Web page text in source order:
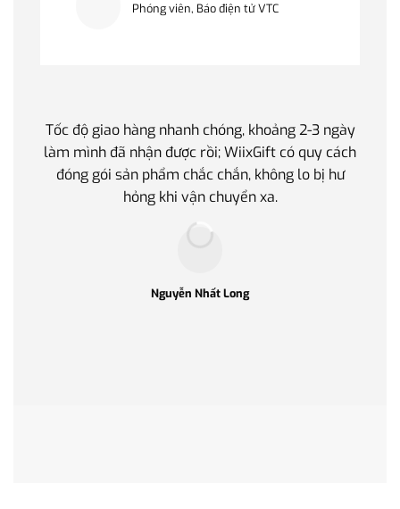
Phóng viên, Báo điện tử VTC
Tốc độ giao hàng nhanh chóng, khoảng 2-3 ngày
làm mình đã nhận được rồi; WiixGift có quy cách
đóng gói sản phẩm chắc chắn, không lo bị hư
hỏng khi vận chuyển xa.
Nguyễn Nhất Long